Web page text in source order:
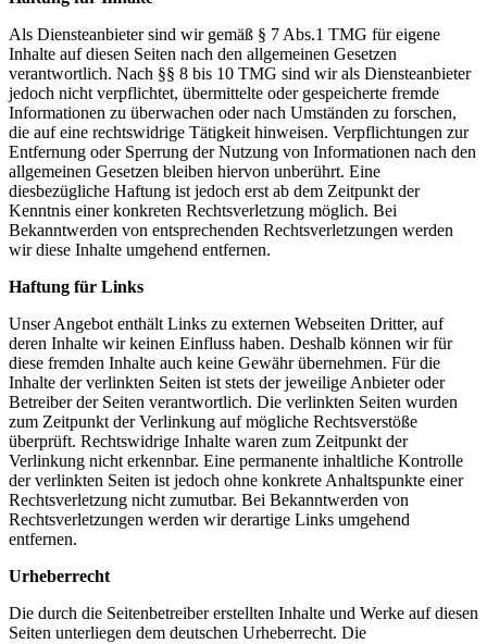
Als Diensteanbieter sind wir gemäß § 7 Abs.1 TMG für eigene
Inhalte auf diesen Seiten nach den allgemeinen Gesetzen
verantwortlich. Nach §§ 8 bis 10 TMG sind wir als Diensteanbieter
jedoch nicht verpflichtet, übermittelte oder gespeicherte fremde
Informationen zu überwachen oder nach Umständen zu forschen,
die auf eine rechtswidrige Tätigkeit hinweisen. Verpflichtungen zur
Entfernung oder Sperrung der Nutzung von Informationen nach den
allgemeinen Gesetzen bleiben hiervon unberührt. Eine
diesbezügliche Haftung ist jedoch erst ab dem Zeitpunkt der
Kenntnis einer konkreten Rechtsverletzung möglich. Bei
Bekanntwerden von entsprechenden Rechtsverletzungen werden
wir diese Inhalte umgehend entfernen.
Haftung für Links
Unser Angebot enthält Links zu externen Webseiten Dritter, auf
deren Inhalte wir keinen Einfluss haben. Deshalb können wir für
diese fremden Inhalte auch keine Gewähr übernehmen. Für die
Inhalte der verlinkten Seiten ist stets der jeweilige Anbieter oder
Betreiber der Seiten verantwortlich. Die verlinkten Seiten wurden
zum Zeitpunkt der Verlinkung auf mögliche Rechtsverstöße
überprüft. Rechtswidrige Inhalte waren zum Zeitpunkt der
Verlinkung nicht erkennbar. Eine permanente inhaltliche Kontrolle
der verlinkten Seiten ist jedoch ohne konkrete Anhaltspunkte einer
Rechtsverletzung nicht zumutbar. Bei Bekanntwerden von
Rechtsverletzungen werden wir derartige Links umgehend
entfernen.
Urheberrecht
Die durch die Seitenbetreiber erstellten Inhalte und Werke auf diesen
Seiten unterliegen dem deutschen Urheberrecht. Die